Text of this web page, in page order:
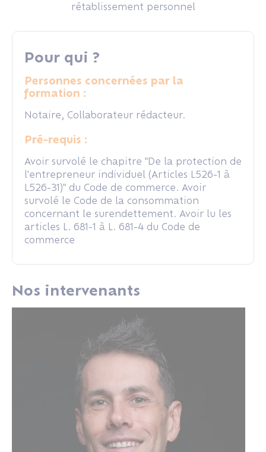
rétablissement personnel
Pour qui ?
Personnes concernées par la
formation :
Notaire, Collaborateur rédacteur.
Pré-requis :
Avoir survolé le chapitre "De la protection de
l'entrepreneur individuel (Articles L526-1 à
L526-31)" du Code de commerce. Avoir
survolé le Code de la consommation
concernant le surendettement. Avoir lu les
articles L. 681-1 à L. 681-4 du Code de
commerce
Nos intervenants